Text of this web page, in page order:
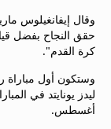
وقال إيفانغيلوس
حقق النجاح بفضل
كرة القدم".
وستكون أول
ليدز يونايتد في
أغسطس.